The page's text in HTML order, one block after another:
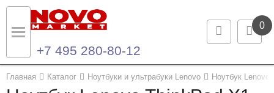
0
+7 495 280-80-12
Главная Каталог Ноутбуки и ультрабуки Lenovo Ноутбук
Назад
Назад